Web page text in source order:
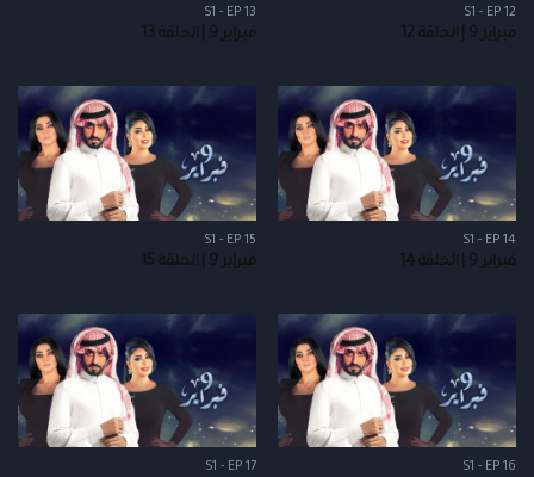
S1 - EP 12
فبراير 9 | الحلقة 12
S1 - EP 13
فبراير 9 | الحلقة 13
S1 - EP 14
فبراير 9 | الحلقة 14
S1 - EP 15
فبراير 9 | الحلقة 15
S1 - EP 16
S1 - EP 17